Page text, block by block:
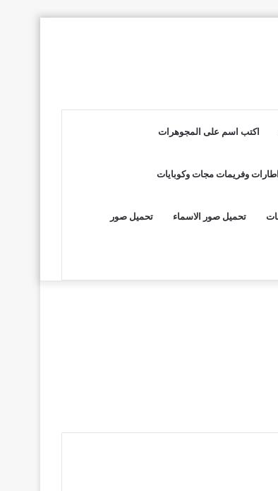
اكتب اسم على المجوهرات
اطارات وفريمات مجات وكوبايات
تحميل صور الاسماء تحميل صور